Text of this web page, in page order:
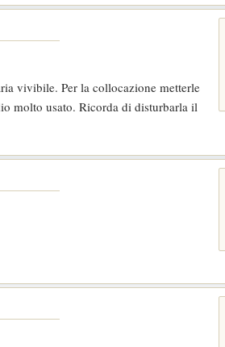
vivibile. Per la collocazione metterle
molto usato. Ricorda di disturbarla il